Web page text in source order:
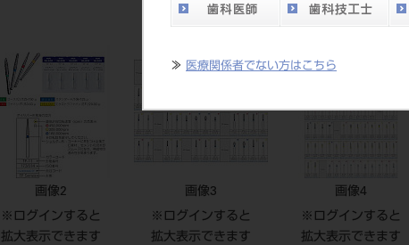
≫ 医療関係者でない方はこちら
画像2
※ログインすると
拡大表示できます
画像3
※ログインすると
拡大表示できます
画像4
※ログインすると
拡大表示できます